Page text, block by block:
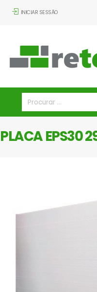
INICIAR SESSÃO
PLACA